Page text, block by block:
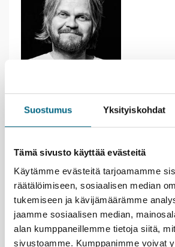
Suostumus Yksityiskohdat
Tämä sivusto käyttää evästeitä
Käytämme evästeitä tarjoamamme
räätälöimiseen, sosiaalisen median
tukemiseen ja kävijämäärämme
jaamme sosiaalisen median,
alan kumppaneillemme tietoja siitä,
sivustoamme. Kumppanimme voivat
Otto Kanerva